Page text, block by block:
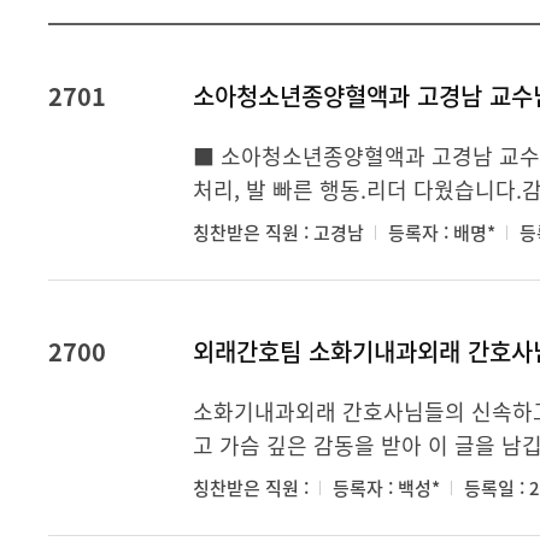
2701 소아청소년종양혈액과 고경남 교
■ 소아청소년종양혈액과 고경남 교
처리, 발 빠른 행동.리더 다웠습니다.
칭찬받은 직원 : 고경남 등록자 : 배명*
2700 외래간호팀 소화기내과외래 간호
소화기내과외래 간호사님들의 신속
고 가슴 깊은 감동을 받아 이 글을 남
칭찬받은 직원 : 등록자 : 백성* 등록일 :